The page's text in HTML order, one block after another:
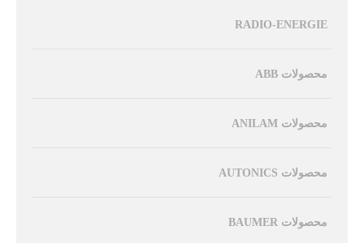
RADIO-ENERGIE
محصولات ABB
محصولات ANILAM
محصولات AUTONICS
محصولات BAUMER